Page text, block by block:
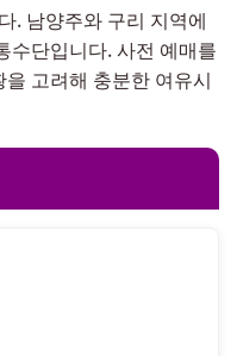
. 남양주와 구리 지역에
수단입니다. 사전 예매를
고려해 충분한 여유시